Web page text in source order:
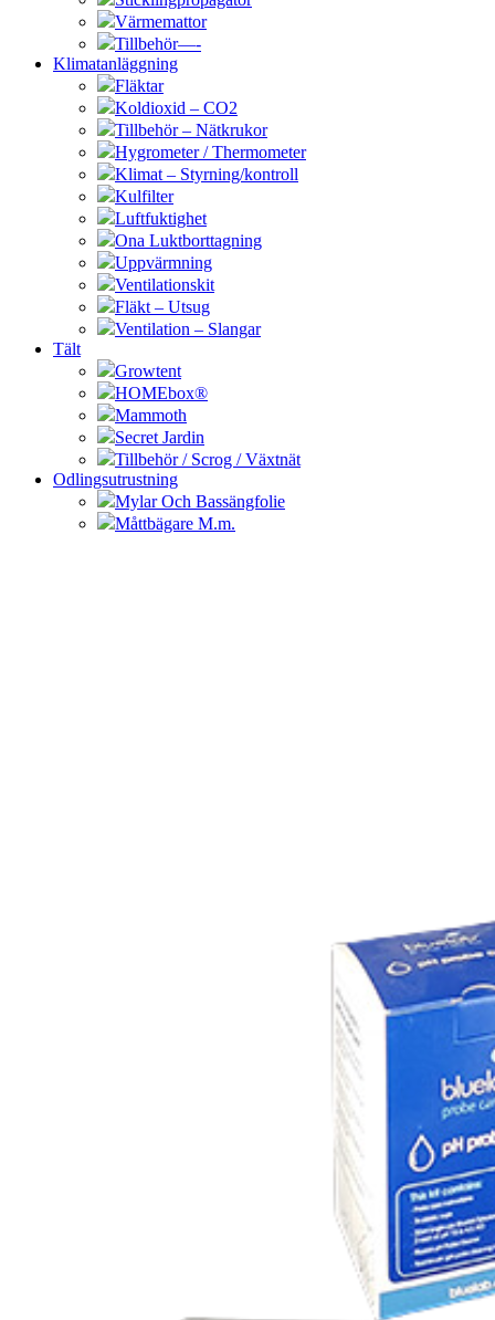
Värmemattor
Tillbehör—-
Klimatanläggning
Fläktar
Koldioxid – CO2
Tillbehör – Nätkrukor
Hygrometer / Thermometer
Klimat – Styrning/kontroll
Kulfilter
Luftfuktighet
Ona Luktborttagning
Uppvärmning
Ventilationskit
Fläkt – Utsug
Ventilation – Slangar
Tält
Growtent
HOMEbox®
Mammoth
Secret Jardin
Tillbehör / Scrog / Växtnät
Odlingsutrustning
Mylar Och Bassängfolie
Måttbägare M.m.